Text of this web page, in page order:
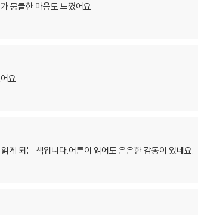
뭉클한 마음도 느꼈어요
요
게 되는 책입니다.어른이 읽어도 은은한 감동이 있네요.